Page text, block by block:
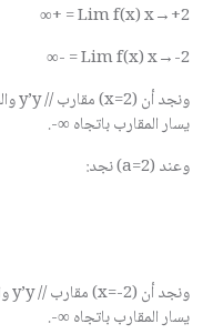
Lim f(x) x→+2 = +∞
Lim f(x) x→-2 = -∞
ونجد أن (x=2) مقارب //y’y
يسار المقارب باتجاه-∞
.
وعند (a=2) نجد:
ونجد أن (x=-2) مقارب //y’y
يسار المقارب باتجاه-∞
.